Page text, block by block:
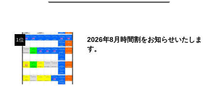
1位
2026年8月時間割をお知らせいたしま
す。